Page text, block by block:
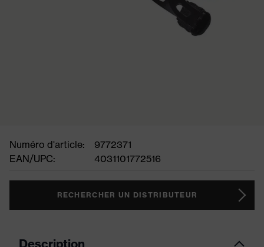
Numéro d'article:
9772371
EAN/UPC:
4031101772516
RECHERCHER UN DISTRIBUTEUR
Description